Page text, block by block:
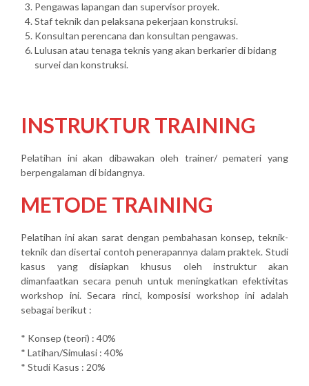
Pengawas lapangan dan supervisor proyek.
Staf teknik dan pelaksana pekerjaan konstruksi.
Konsultan perencana dan konsultan pengawas.
Lulusan atau tenaga teknis yang akan berkarier di bidang
survei dan konstruksi.
INSTRUKTUR TRAINING
Pelatihan ini akan dibawakan oleh trainer/ pemateri yang
berpengalaman di bidangnya.
METODE TRAINING
Pelatihan ini akan sarat dengan pembahasan konsep, teknik-
teknik dan disertai contoh penerapannya dalam praktek. Studi
kasus yang disiapkan khusus oleh instruktur akan
dimanfaatkan secara penuh untuk meningkatkan efektivitas
workshop ini. Secara rinci, komposisi workshop ini adalah
sebagai berikut :
* Konsep (teori) : 40%
* Latihan/Simulasi : 40%
* Studi Kasus : 20%